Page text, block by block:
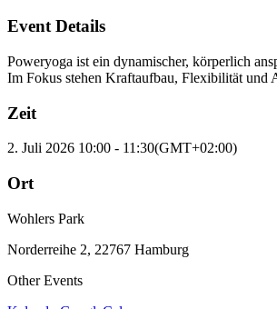
Event Details
Poweryoga ist ein dynamischer, körperlich
Im Fokus stehen Kraftaufbau, Flexibilität und
Zeit
2. Juli 2026 10:00 - 11:30(GMT+02:00)
Ort
Wohlers Park
Norderreihe 2, 22767 Hamburg
Other Events